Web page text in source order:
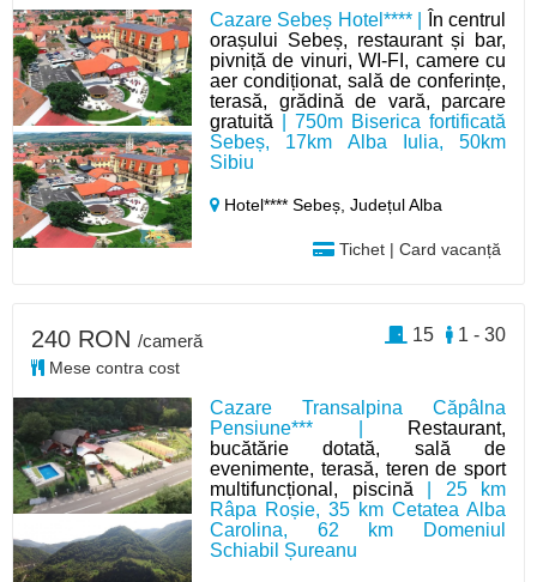
Cazare Sebeș Hotel**** |
În centrul
orașului Sebeș, restaurant și bar,
pivniță de vinuri, WI-FI, camere cu
aer condiționat, sală de conferințe,
terasă, grădină de vară, parcare
gratuită | 750m Biserica fortificată
Sebeș, 17km Alba Iulia, 50km
Sibiu
Hotel**** Sebeș,Județul Alba
Tichet | Card vacanță
Cazare Transalpina Căpâlna
Pensiune*** |
Restaurant,
bucătărie dotată, sală de
evenimente, terasă, teren de sport
multifuncțional, piscină | 25 km
Râpa Roșie, 35 km Cetatea Alba
Carolina, 62 km Domeniul
Schiabil Șureanu
240 RON /cameră
Mese contra cost
1 - 30
15